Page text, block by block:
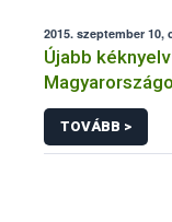
2015. szeptember 10,
Újabb
TOVÁBB >